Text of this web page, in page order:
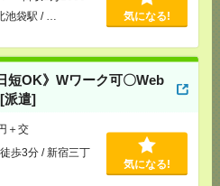
池袋駅 / … 気になる!
短OK》Wワーク可〇Web
派遣]
＋交
歩3分 / 新宿三丁
気になる!
になる！
LINE で送る